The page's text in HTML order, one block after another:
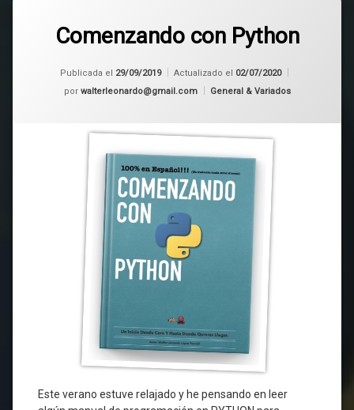
Comenzando con Python
Publicada el 29/09/2019 Actualizado el 02/07/2020
por walterleonardo@gmail.com Categorías:
General & Variados
Este verano estuve relajado y he pensando en leer